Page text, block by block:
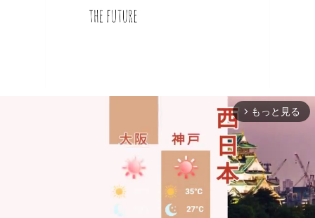
arrow_forward_ios もっと見る